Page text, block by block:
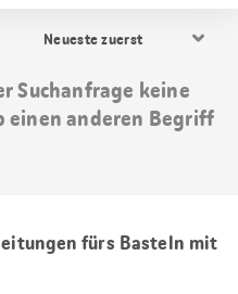
Sortierung
Suchanfrage keine
einen anderen Begriff
fürs Basteln mit